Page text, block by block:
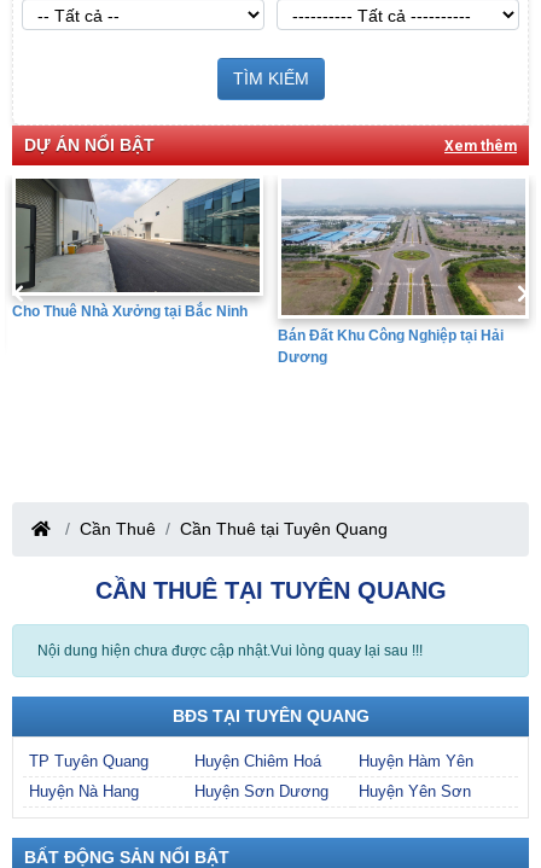
TÌM KIẾM
DỰ ÁN NỔI BẬT Xem thêm
Bán Đất Khu Công Nghiệp tại Hưng
Yên
Cần Thuê Cần Thuê tại Tuyên Quang
CẦN THUÊ TẠI TUYÊN QUANG
Nội dung hiện chưa được cập nhật.Vui lòng quay lại sau !!!
BĐS TẠI TUYÊN QUANG
TP Tuyên Quang Huyện Chiêm Hoá
Huyện Hàm Yên
Huyện Nà Hang
Huyện Sơn Dương Huyện Yên Sơn
BẤT ĐỘNG SẢN NỔI BẬT